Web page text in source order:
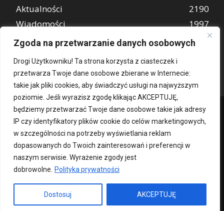
Zgoda na przetwarzanie danych osobowych
Drogi Użytkowniku! Ta strona korzysta z ciasteczek i
przetwarza Twoje dane osobowe zbierane w Internecie:
takie jak pliki cookies, aby świadczyć usługi na najwyższym
poziomie. Jeśli wyrazisz zgodę klikając AKCEPTUJĘ,
będziemy przetwarzać Twoje dane osobowe takie jak adresy
IP czy identyfikatory plików cookie do celów marketingowych,
w szczególności na potrzeby wyświetlania reklam
dopasowanych do Twoich zainteresowań i preferencji w
naszym serwisie. Wyrażenie zgody jest
dobrowolne.
Polityka prywatności
Dostosuj AKCEPTUJĘ
Aktualności
2190
Wiadomości
1997
REKLAMA
849
Kontakt O nas Patronat medialny